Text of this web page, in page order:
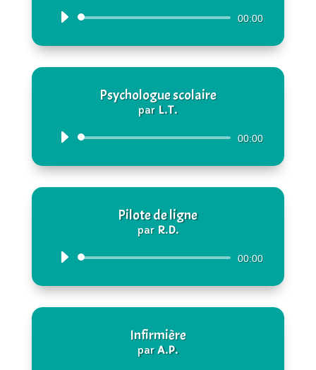
Lecteur
00:00
Psychologue scolaire
par L.T.
Lecteur
00:00
Pilote de ligne
par R.D.
Lecteur
00:00
Infirmière
parA.P.